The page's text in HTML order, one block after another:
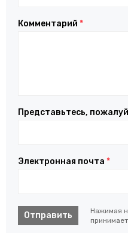
Комментарий *
Представьтесь,
Электронная почта *
Отправить
Нажимая